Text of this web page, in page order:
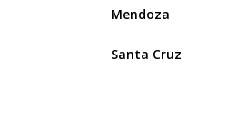
Mendoza
Santa Cruz